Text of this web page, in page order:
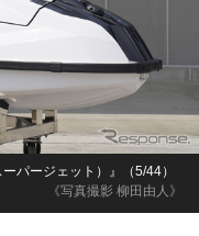
《写真撮影 柳田由人》
パージェット）』（5/44）